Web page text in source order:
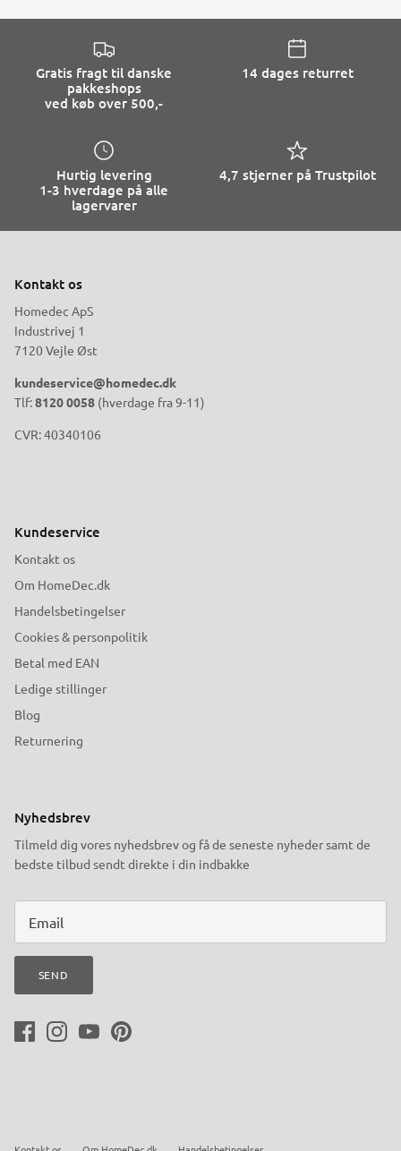
Gratis fragt til danske
pakkeshops
ved køb over 500,-
14 dages returret
Hurtig levering
1-3 hverdage på alle
lagervarer
4,7 stjerner på Trustpilot
Kontakt os
Homedec ApS
Industrivej 1
7120 Vejle Øst
kundeservice@homedec.dk
Tlf:8120 0058 (hverdage fra 9-11)
CVR: 40340106
Kundeservice
Kontakt os
Om HomeDec.dk
Handelsbetingelser
Cookies & personpolitik
Betal med EAN
Ledige stillinger
Blog
Returnering
Nyhedsbrev
Tilmeld dig vores nyhedsbrev og få de seneste nyheder samt de
bedste tilbud sendt direkte i din indbakke
SEND